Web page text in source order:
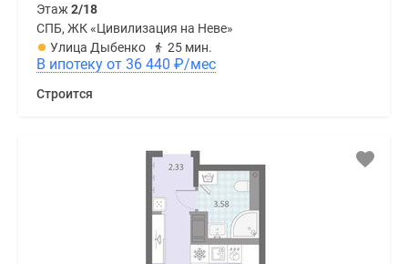
Этаж 2/18
СПБ, ЖК «Цивилизация на Неве»
Улица Дыбенко
25 мин.
В ипотеку от 36 440 ₽/мес
Строится